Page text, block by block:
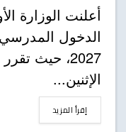
أعلنت الوزارة
2027، حيث
الإثنين...
إقرأ المزيدDETAILS